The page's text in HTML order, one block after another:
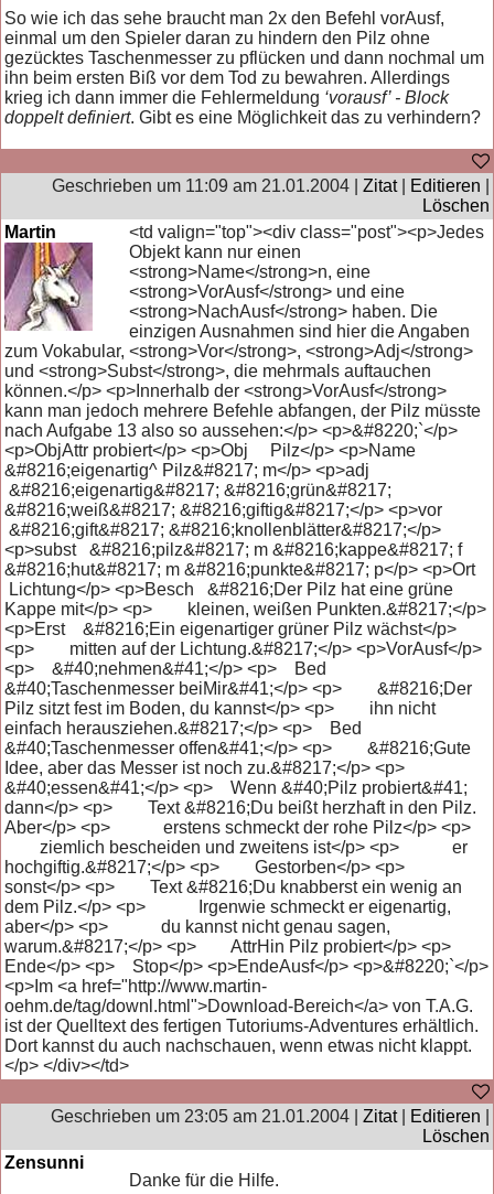
So wie ich das sehe braucht man 2x den Befehl vorAusf,
einmal um den Spieler daran zu hindern den Pilz ohne
gezücktes Taschenmesser zu pflücken und dann nochmal um
ihn beim ersten Biß vor dem Tod zu bewahren. Allerdings
krieg ich dann immer die Fehlermeldung ‘vorausf’ - Block
doppelt definiert. Gibt es eine Möglichkeit das zu verhindern?
Geschrieben um 11:09 am 21.01.2004 | Zitat| Editieren
Löschen
Martin
<td valign="top"><div class="post"><p>Jedes
Objekt kann nur einen
<strong>Name</strong>n, eine
<strong>VorAusf</strong> und eine
<strong>NachAusf</strong> haben. Die
einzigen Ausnahmen sind hier die Angaben
zum Vokabular, <strong>Vor</strong>, <strong>Adj</strong>
und <strong>Subst</strong>, die mehrmals auftauchen
können.</p> <p>Innerhalb der <strong>VorAusf</strong>
kann man jedoch mehrere Befehle abfangen, der Pilz müsste
nach Aufgabe 13 also so aussehen:</p> <p>&#8220;`</p>
<p>ObjAttr probiert</p> <p>Obj Pilz</p> <p>Name
&#8216;eigenartig^ Pilz&#8217; m</p> <p>adj
&#8216;eigenartig&#8217; &#8216;grün&#8217;
&#8216;weiß&#8217; &#8216;giftig&#8217;</p> <p>vor
&#8216;gift&#8217; &#8216;knollenblätter&#8217;</p>
<p>subst &#8216;pilz&#8217; m &#8216;kappe&#8217; f
&#8216;hut&#8217; m &#8216;punkte&#8217; p</p> <p>Ort
Lichtung</p> <p>Besch &#8216;Der Pilz hat eine grüne
Kappe mit</p> <p> kleinen, weißen Punkten.&#8217;</p>
<p>Erst &#8216;Ein eigenartiger grüner Pilz wächst</p>
<p> mitten auf der Lichtung.&#8217;</p> <p>VorAusf</p>
<p> &#40;nehmen&#41;</p> <p> Bed
&#40;Taschenmesser beiMir&#41;</p> <p> &#8216;Der
Pilz sitzt fest im Boden, du kannst</p> <p> ihn nicht
einfach herausziehen.&#8217;</p> <p> Bed
&#40;Taschenmesser offen&#41;</p> <p> &#8216;Gute
Idee, aber das Messer ist noch zu.&#8217;</p> <p>
&#40;essen&#41;</p> <p> Wenn &#40;Pilz probiert&#41;
dann</p> <p> Text &#8216;Du beißt herzhaft in den Pilz.
Aber</p> <p> erstens schmeckt der rohe Pilz</p> <p>
ziemlich bescheiden und zweitens ist</p> <p> er
hochgiftig.&#8217;</p> <p> Gestorben</p> <p>
sonst</p> <p> Text &#8216;Du knabberst ein wenig an
dem Pilz.</p> <p> Irgenwie schmeckt er eigenartig,
aber</p> <p> du kannst nicht genau sagen,
warum.&#8217;</p> <p> AttrHin Pilz probiert</p> <p>
Ende</p> <p> Stop</p> <p>EndeAusf</p> <p>&#8220;`</p>
<p>Im <a href="http://www.martin-
oehm.de/tag/downl.html">Download-Bereich</a> von T.A.G.
ist der Quelltext des fertigen Tutoriums-Adventures erhältlich.
Dort kannst du auch nachschauen, wenn etwas nicht klappt.
</p> </div></td>
Geschrieben um 23:05 am 21.01.2004 | Zitat| Editieren
Löschen
Zensunni
Danke für die Hilfe.